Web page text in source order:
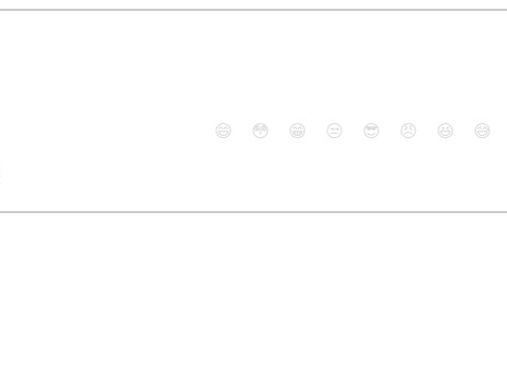
😄 😳 😁 😒 😎 😠 😆 😅